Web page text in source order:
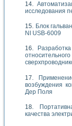
исследования
Блок
NI USB-6009
возбуждения
Дер Поля
качества